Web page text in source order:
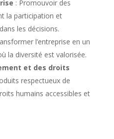
: Promouvoir des
la participation et
les décisions.
l’entreprise en un
la diversité est valorisée.
et des droits
respectueux de
humains accessibles et